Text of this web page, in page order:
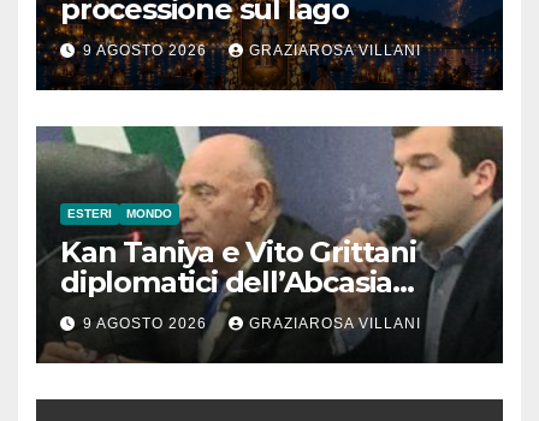
processione sul lago
9 AGOSTO 2026 GRAZIAROSA VILLANI
ESTERI MONDO
Kan Taniya e Vito Grittani
diplomatici dell’Abcasia
contro nota del governo
romeno. “Non si può invocare
la costruzione di ponti e allo
stesso tempo condannare
9 AGOSTO 2026 GRAZIAROSA VILLANI